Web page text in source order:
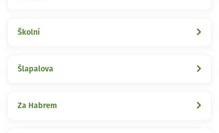
Školní
Šlapalova
Za Habrem